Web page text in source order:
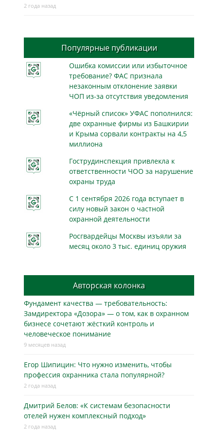
2 года назад
Популярные публикации
Ошибка комиссии или избыточное
требование? ФАС признала
незаконным отклонение заявки
ЧОП из-за отсутствия уведомления
«Чёрный список» УФАС пополнился:
две охранные фирмы из Башкирии
и Крыма сорвали контракты на 4,5
миллиона
Гострудинспекция привлекла к
ответственности ЧОО за нарушение
охраны труда
С 1 сентября 2026 года вступает в
силу новый закон о частной
охранной деятельности
Росгвардейцы Москвы изъяли за
месяц около 3 тыс. единиц оружия
Авторская колонка
Фундамент качества — требовательность:
Замдиректора «Дозора» — о том, как в охранном
бизнесe сочетают жёсткий контроль и
человеческое понимание
9 месяцев назад
Егор Шипицин: Что нужно изменить, чтобы
профессия охранника стала популярной?
2 года назад
Дмитрий Белов: «К системам безопасности
отелей нужен комплексный подход»
2 года назад